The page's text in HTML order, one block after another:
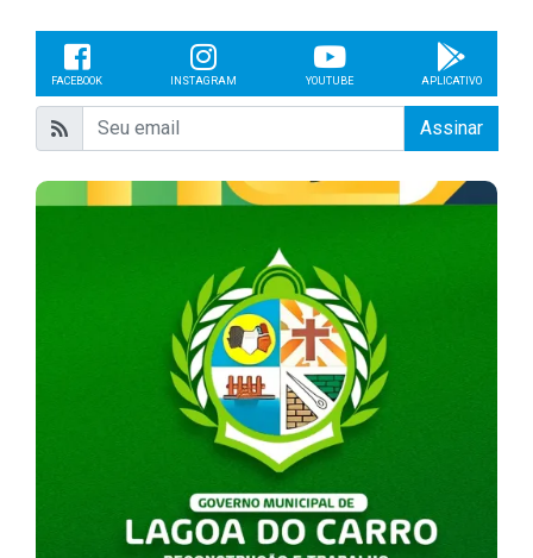
FACEBOOK INSTAGRAM YOUTUBE APLICATIVO
Assinar